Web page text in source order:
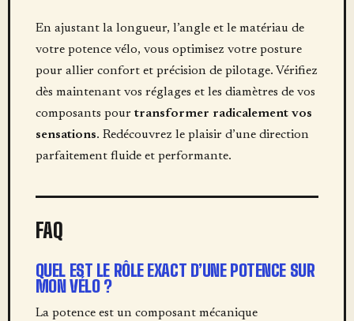
En ajustant la longueur, l’angle et le matériau de
votre potence vélo, vous optimisez votre posture
pour allier confort et précision de pilotage. Vérifiez
dès maintenant vos réglages et les diamètres de vos
composants pour transformer radicalement vos
sensations. Redécouvrez le plaisir d’une direction
parfaitement fluide et performante.
FAQ
QUEL EST LE RÔLE EXACT D’UNE POTENCE SUR
MON VÉLO ?
La potence est un composant mécanique